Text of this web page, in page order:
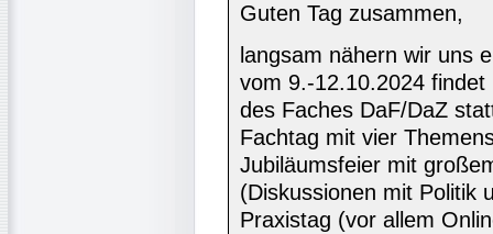
Guten Tag zusammen,
langsam nähern wir uns
vom 9.-12.10.2024
des Faches DaF/DaZ
Fachtag mit vier
Jubiläumsfeier mit
(Diskussionen mit Politik
Praxistag (vor allem